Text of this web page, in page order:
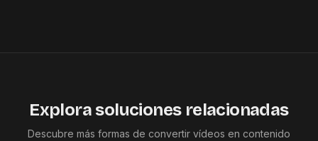
Explora soluciones relacionadas
Descubre más formas de convertir vídeos en contenido